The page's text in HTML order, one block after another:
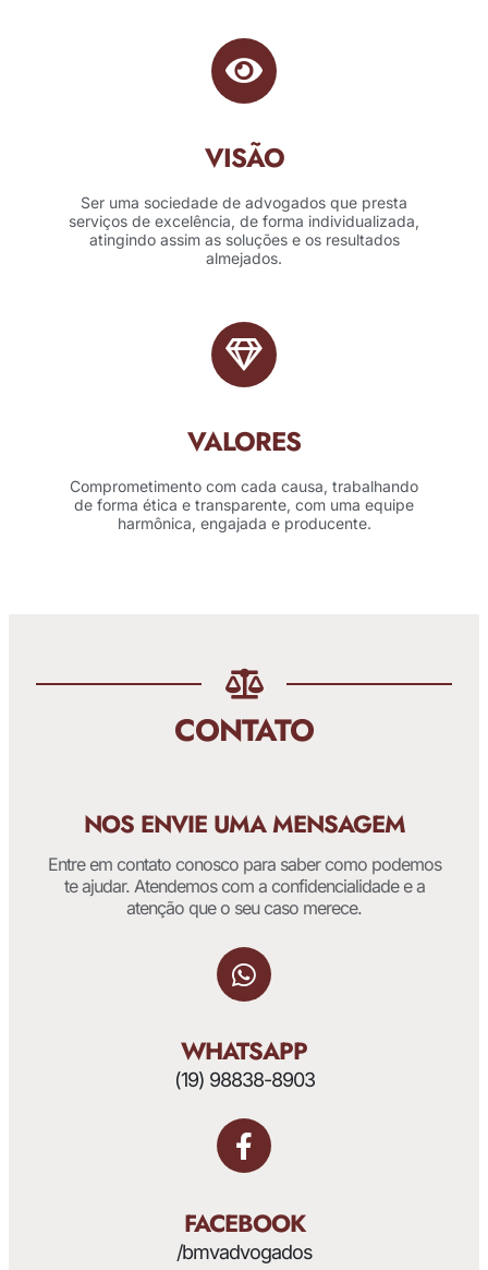
VISÃO
Ser uma sociedade de advogados que presta
serviços de excelência, de forma individualizada,
atingindo assim as soluções e os resultados
almejados.
VALORES
Comprometimento com cada causa, trabalhando
de forma ética e transparente, com uma equipe
harmônica, engajada e producente.
CONTATO
NOS ENVIE UMA MENSAGEM
Entre em contato conosco para saber como podemos
te ajudar. Atendemos com a confidencialidade e a
atenção que o seu caso merece.
WHATSAPP
(19) 98838-8903
FACEBOOK
/bmvadvogados